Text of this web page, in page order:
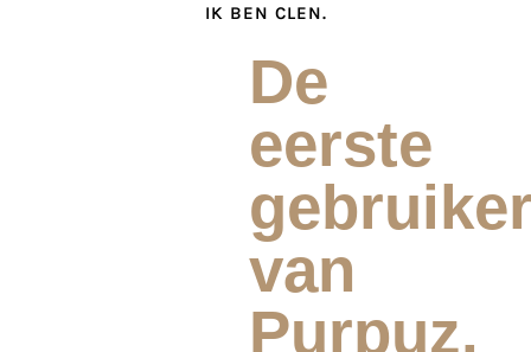
IK BEN CLEN.
De
eerste
van
Purpuz.